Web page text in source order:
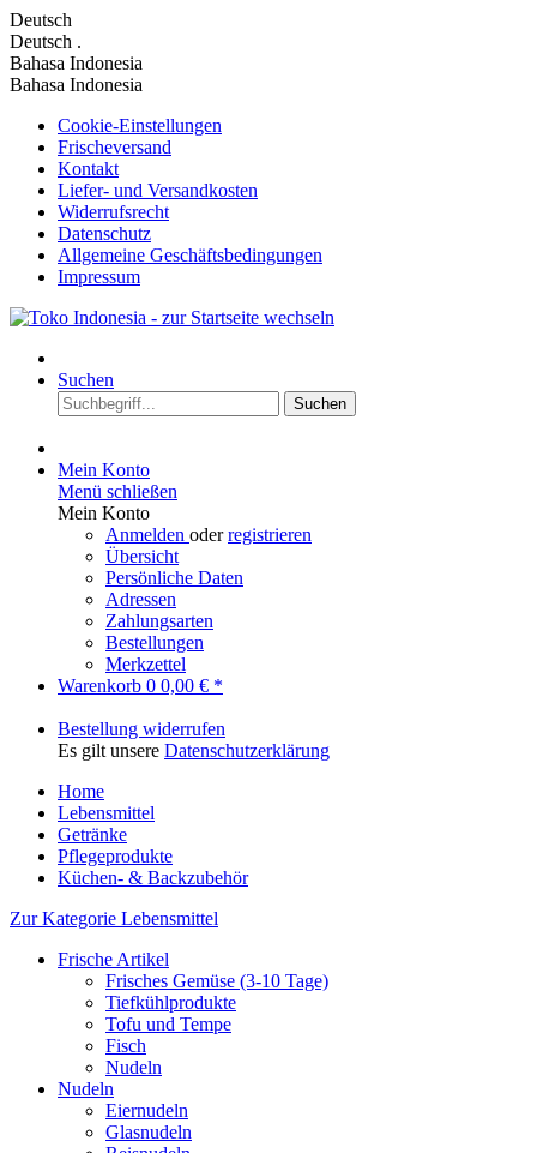
Deutsch
Deutsch .
Bahasa Indonesia
Bahasa Indonesia
Cookie-Einstellungen
Frischeversand
Kontakt
Liefer- und Versandkosten
Widerrufsrecht
Datenschutz
Allgemeine Geschäftsbedingungen
Impressum
Suchen
Suchen
Mein Konto
Menü schließen
Mein Konto
Anmelden oderregistrieren
Übersicht
Persönliche Daten
Adressen
Zahlungsarten
Bestellungen
Merkzettel
Warenkorb 0 0,00 € *
Bestellung widerrufen
Es gilt unsere Datenschutzerklärung
Home
Lebensmittel
Getränke
Pflegeprodukte
Küchen- & Backzubehör
Zur Kategorie Lebensmittel
Frische Artikel
Frisches Gemüse (3-10 Tage)
Tiefkühlprodukte
Tofu und Tempe
Fisch
Nudeln
Nudeln
Eiernudeln
Glasnudeln